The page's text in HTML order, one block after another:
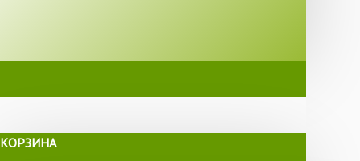
КОРЗИНА